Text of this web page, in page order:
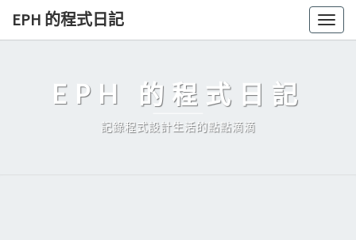
Skip
EPH 的程式日記
EPH 的程式日記
記錄程式設計生活的點點滴滴